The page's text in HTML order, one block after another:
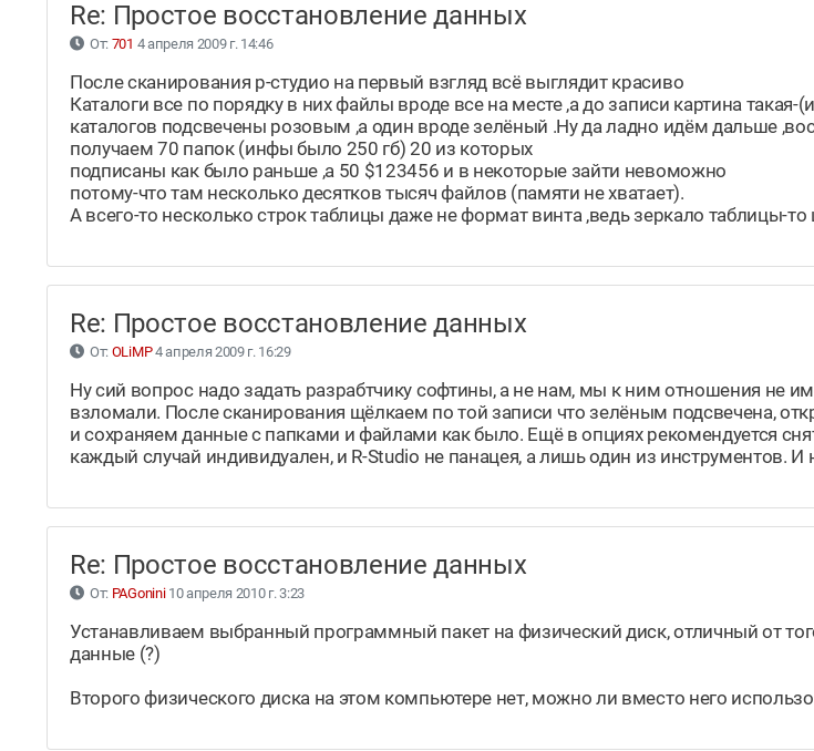
Re: Простое восстановление данных
От: 701 4 апреля 2009 г. 14:46
После сканирования р-студио на первый взгляд всё выглядит красиво
Каталоги все по порядку в них файлы вроде все на месте ,а до записи картина
каталогов подсвечены розовым ,а один вроде зелёный .Ну да ладно идём дальше
получаем 70 папок (инфы было 250 гб) 20 из которых
подписаны как было раньше ,а 50 $123456 и в некоторые зайти невоможно
потому-что там несколько десятков тысяч файлов (памяти не хватает).
А всего-то несколько строк таблицы даже не формат винта ,ведь зeркало таблицы-то
Re: Простое восстановление данных
От: OLiMP4 апреля 2009 г. 16:29
Ну сий вопрос надо задать разрабтчику софтины, а не нам, мы к ним отношения не
взломали. После сканирования щёлкаем по той записи что зелёным подсвечена,
и сохраняем данные с папками и файлами как было. Ещё в опциях рекомендуется
каждый случай индивидуален, и R-Studio не панацея, а лишь один из инструментов. И
Re: Простое восстановление данных
От: PAGonini10 апреля 2010 г. 3:23
Устанавливаем выбранный программный пакет на физический диск, отличный от
данные (?)
Второго физического диска на этом компьютере нет, можно ли вместо него